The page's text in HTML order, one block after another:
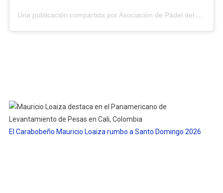
Una publicación compartida por Asociación de Pádel del Estado Carabobo (@asopadelcarabobo)
El Carabobeño Mauricio Loaiza rumbo a Santo Domingo 2026